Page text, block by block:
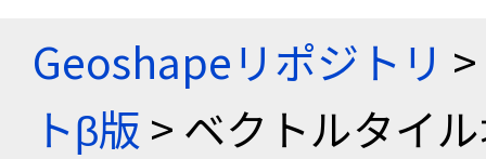
Geoshapeリポジトリ >
トβ版 > ベクトルタイ